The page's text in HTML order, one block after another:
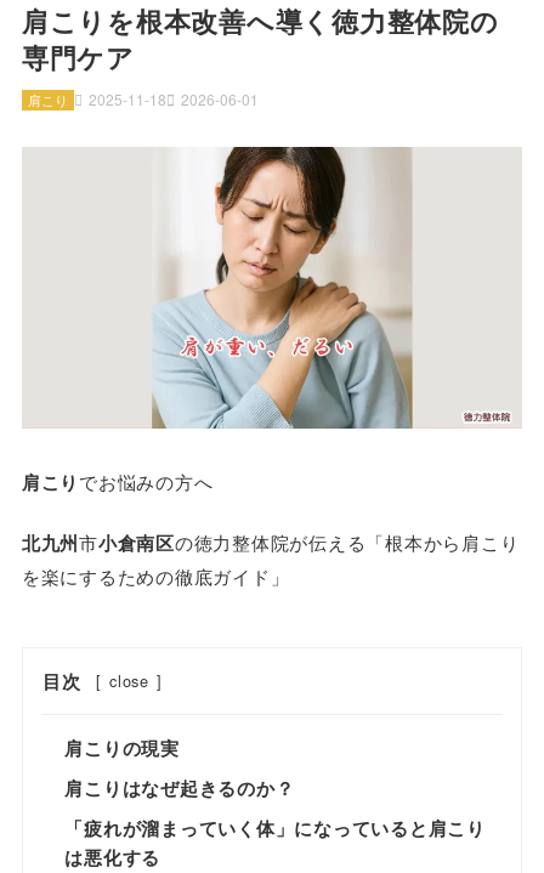
肩こりを根本改善へ導く徳力整体院の
専門ケア
2025-11-18 2026-06-01
肩こり
肩こり でお悩みの方へ
北九州市小倉南区の徳力整体院が伝える「根本から肩こり
を楽にするための徹底ガイド」
目次 [ close ]
肩こりの現実
肩こりはなぜ起きるのか？
「疲れが溜まっていく体」になっていると肩こり
は悪化する